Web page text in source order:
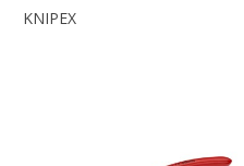
KNIPEX